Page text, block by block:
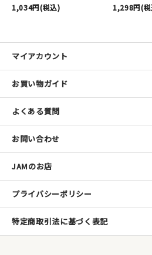
1,034円(税込)
1,298円(
マイアカウント
お買い物ガイド
よくある質問
お問い合わせ
JAMのお店
プライバシーポリシー
特定商取引法に基づく表記